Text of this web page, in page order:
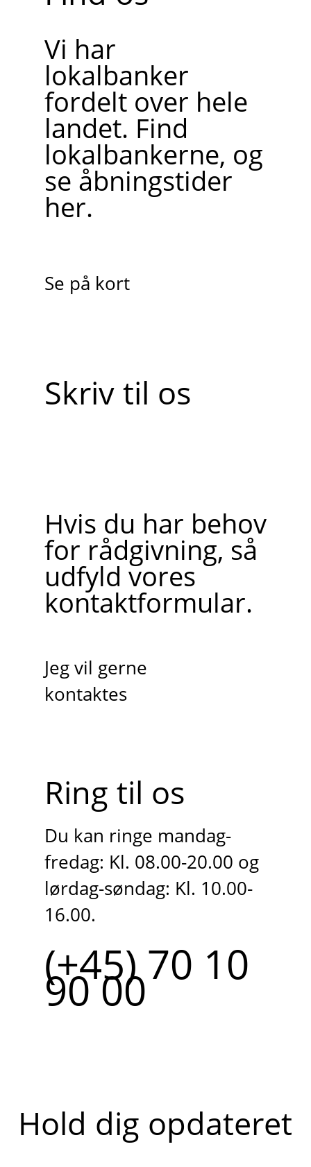
Vi har
lokalbanker
fordelt over hele
landet. Find
lokalbankerne, og
se åbningstider
her.
Se på kort
Skriv til os
Hvis du har behov
for rådgivning, så
udfyld vores
kontaktformular.
Jeg vil gerne
kontaktes
Ring til os
Du kan ringe mandag-
fredag: Kl. 08.00-20.00 og
lørdag-søndag: Kl. 10.00-
16.00.
(+45) 70 10
90 00
Hold dig opdateret